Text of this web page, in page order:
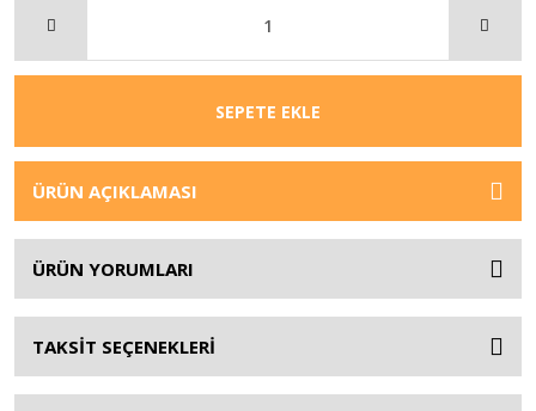
SEPETE EKLE
ÜRÜN AÇIKLAMASI
ÜRÜN YORUMLARI
TAKSİT SEÇENEKLERİ